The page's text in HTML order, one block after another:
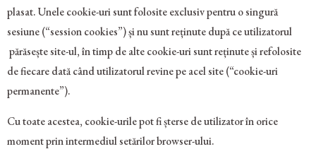
plasat. Unele cookie-uri sunt folosite exclusiv pentru o singură
sesiune (“session cookies”) și nu sunt reținute după ce utilizatorul
părăsește site-ul, în timp de alte cookie-uri sunt reținute și refolosite
de fiecare dată când utilizatorul revine pe acel site (“cookie-uri
permanente”).
Cu toate acestea, cookie-urile pot fi șterse de utilizator în orice
moment prin intermediul setărilor browser-ului.